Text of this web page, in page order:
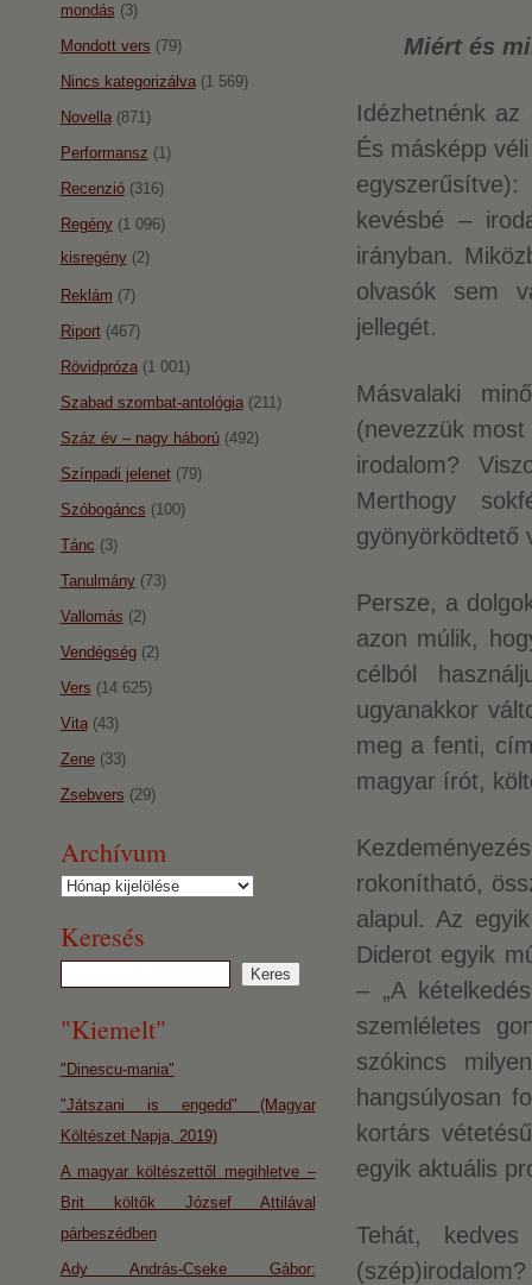
Miért és
Idézhetnénk
És másképp
kevésbé –
irányban.
olvasók sem
jellegét.
Másvalaki
(nevezzük
irodalom?
Merthogy
gyönyörködtető
Persze, a
azon múlik,
célból
ugyanakkor
meg a fenti,
magyar írót,
rokonítható,
alapul. Az
Diderot egyik
– „A
szemléletes
szókincs
hangsúlyosan
kortárs
egyik aktuális
Tehát,
mondás (3)
Mondott vers (79)
Nincs kategorizálva(1 569)
Novella(871)
Performansz (1)
Recenzió(316)
Regény(1 096)
kisregény(2)
Reklám (7)
Riport(467)
Rövidpróza(1 001)
Szabad szombat-antológia(211)
Száz év – nagy háború(492)
Színpadi jelenet(79)
Szóbogáncs (100)
Tánc (3)
Tanulmány(73)
Vallomás (2)
Vendégség(2)
Vers (14 625)
Vita(43)
Zene(33)
Zsebvers (29)
Archívum
Archívum
Keresés
"Kiemelt"
"Dinescu-mania"
"Játszani is engedd" (Magyar
Költészet Napja, 2019)
A magyar költészettől megihletve –
Brit költők József Attilával
párbeszédben
Ady András-Cseke Gábor: